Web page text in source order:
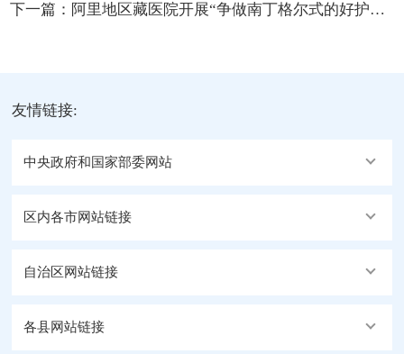
下一篇： 阿里地区藏医院开展“争做南丁格尔式的好护士”暨优质护理服务主题活动
友情链接:
中央政府和国家部委网站
区内各市网站链接
自治区网站链接
各县网站链接